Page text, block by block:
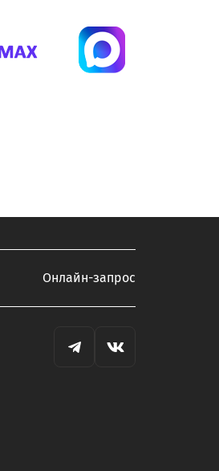
Онлайн-запрос